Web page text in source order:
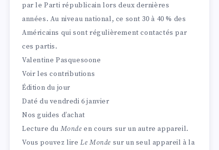
par le Parti républicain lors deux dernières
années. Au niveau national, ce sont 30 à 40 % des
Américains qui sont régulièrement contactés par
ces partis.
Valentine Pasquesoone
Voir les contributions
Édition du jour
Daté du vendredi 6 janvier
Nos guides d’achat
Lecture du Monde en cours sur un autre appareil.
Vous pouvez lireLe Monde sur un seul appareil à la